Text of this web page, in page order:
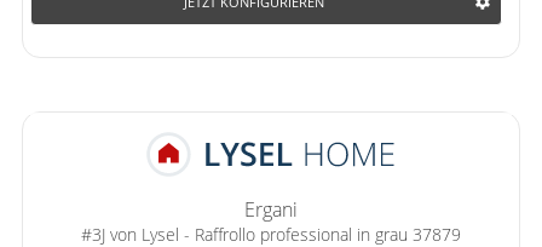
Ergani
#3J von Lysel - Raffrollo professional in grau 37879